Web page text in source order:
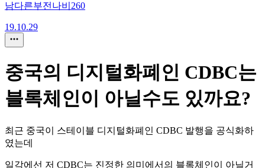
남다른부전나비260
19.10.29
중국의 디지털화폐인 CDBC는
블록체인이 아닐수도 있까요?
최근 중국이 스테이블 디지털화폐인 CDBC 발행을 공식화하
였는데
일각에선 저 CDBC는 진정한 의미에서의 블록체인이 아닐거